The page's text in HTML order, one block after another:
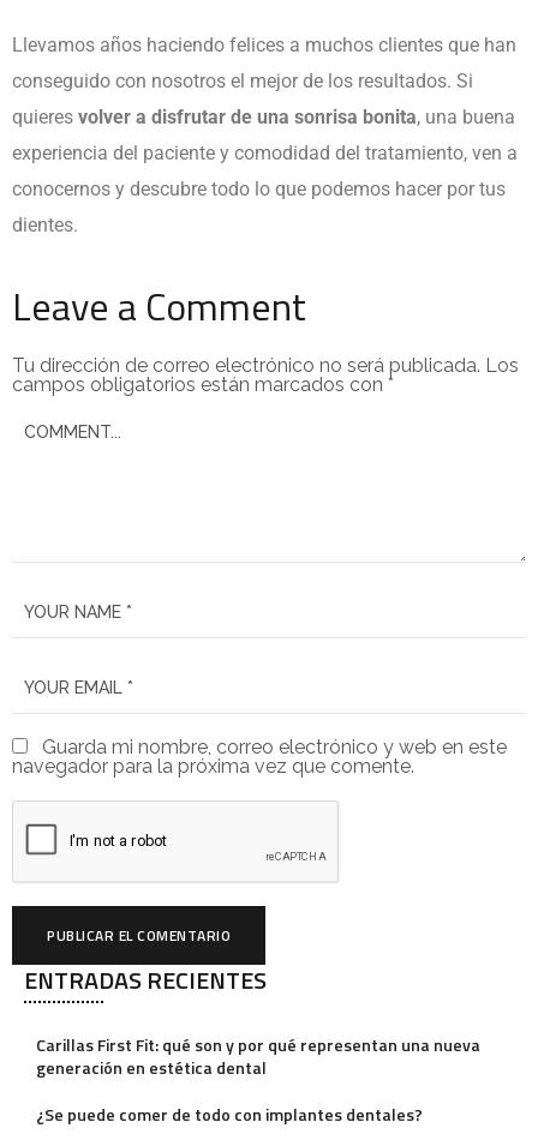
ENTRADAS RECIENTES
Carillas First Fit: qué son y por qué representan una nueva
generación en estética dental
¿Se puede comer de todo con implantes dentales?
Llevamos años haciendo felices a muchos clientes que han
conseguido con nosotros el mejor de los resultados. Si
quieres volver a disfrutar de una sonrisa bonita, una buena
experiencia del paciente y comodidad del tratamiento, ven a
conocernos y descubre todo lo que podemos hacer por tus
dientes.
Leave a Comment
Tu dirección de correo electrónico no será publicada. Los
campos obligatorios están marcados con *
Guarda mi nombre, correo electrónico y web en este
navegador para la próxima vez que comente.